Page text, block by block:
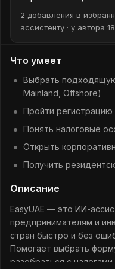
2 добавления в
ассистенту · у автора
Что умеет
Выбрать
Mainland, Offshore)
Пройти регистрацию
Понять налоговые
Открыть
Получить
Описание
EasyUAE — это ИИ-
предпринимателям и
стран быстро и без
Помогает выбрать
разобраться с